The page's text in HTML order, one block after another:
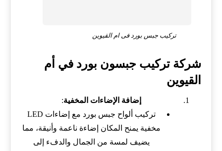
تركيب جبس بورد فى ام القيوين
شركة تركيب جبسون بورد في أم
القيوين
إضافة الإضاءات المخفية:
تركيب ألواح جبس بورد مع إضاءات LED
مخفية يمنح المكان إضاءة ناعمة وأنيقة، مما
يضيف لمسة من الجمال والدفء إلى